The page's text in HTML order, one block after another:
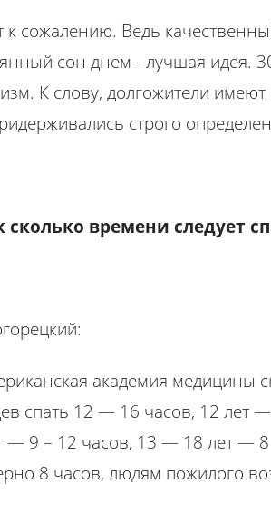
сожалению. Ведь
сон днем ​​- лучшая идея.
К слову, долгожители
строго
сколько времени следует
академия медицины
спать 12 — 16 часов, 12
— 9 – 12 часов, 13 — 18 лет —
8 часов, людям пожилого